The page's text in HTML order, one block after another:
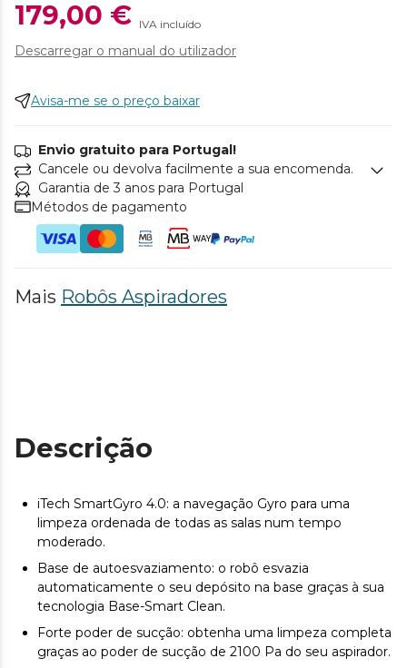
179,00 € IVA incluído
Descarregar o manual do utilizador
Avisa-me se o preço baixar
Envio gratuito para Portugal!
Cancele ou devolva facilmente a sua encomenda.
Garantia de 3 anos para Portugal
Métodos de pagamento
Mais Robôs Aspiradores
Descrição
iTech SmartGyro 4.0: a navegação Gyro para uma
limpeza ordenada de todas as salas num tempo
moderado.
Base de autoesvaziamento: o robô esvazia
automaticamente o seu depósito na base graças à sua
tecnologia Base-Smart Clean.
Forte poder de sucção: obtenha uma limpeza completa
graças ao poder de sucção de 2100 Pa do seu aspirador.